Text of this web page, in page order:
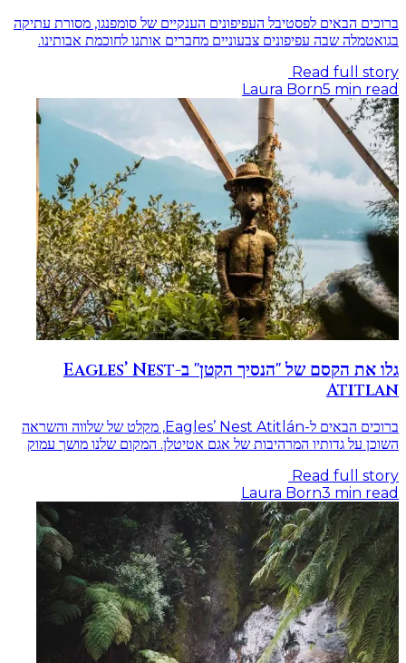
ברוכים הבאים לפסטיבל העפיפונים הענקיים של סומפנגו, מסורת עתיקה
בגואטמלה שבה עפיפונים צבעוניים מחברים אותנו לחוכמת אבותינו.
Read full story
Laura Born5 min read
גלו את הקסם של "הנסיך הקטן" ב-Eagles’ Nest
Atitlan
ברוכים הבאים ל-Eagles’ Nest Atitlán, מקלט של שלווה והשראה
השוכן על גדותיו המרהיבות של אגם אטיטלן. המקום שלנו מושך עמוק
Read full story
Laura Born3 min read